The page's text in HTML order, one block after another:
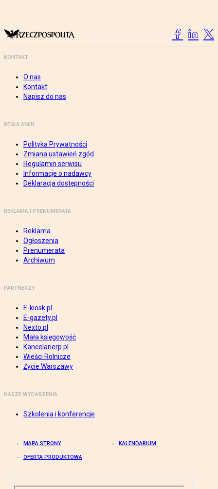
KONTAKT
O nas
Kontakt
Napisz do nas
REGULAMIN
Polityka Prywatności
Zmiana ustawień zgód
Regulamin serwisu
Informacje o nadawcy
Deklaracja dostępności
REKLAMA I PRENUMERATA
Reklama
Ogłoszenia
Prenumerata
Archiwum
PARTNERZY
E-kiosk.pl
E-gazety.pl
Nexto.pl
Mała księgowość
Kancelarierp.pl
Wieści Rolnicze
Życie Warszawy
NASZE WYDARZENIA
Szkolenia i konferencje
MAPA STRONY KALENDARIUM
OFERTA PRODUKTOWA